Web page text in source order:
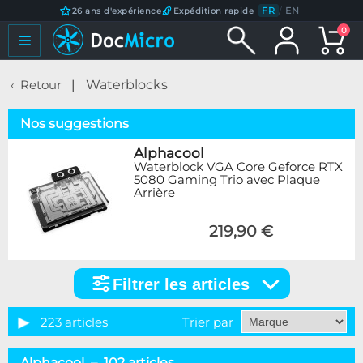
26 ans d'expérience Expédition rapide FR / EN
0
Retour Waterblocks
Nos suggestions
Alphacool
Waterblock VGA Core Geforce RTX
5080 Gaming Trio avec Plaque
Arrière
219,90 €
articles
Catégorie
Filtrer les articles
223 articles Trier par